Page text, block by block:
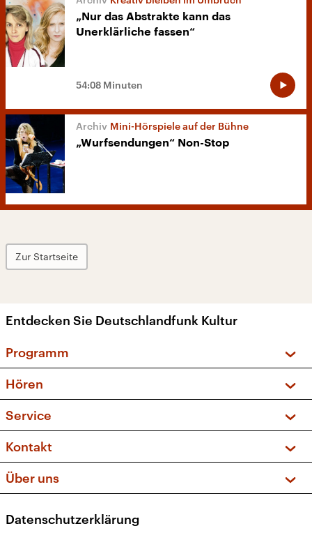
„Nur das Abstrakte kann das
Unerklärliche fassen“
54:08 Minuten
Mini-Hörspiele auf der Bühne
„Wurfsendungen“ Non-Stop
Zur Startseite
Entdecken Sie Deutschlandfunk Kultur
Programm
Sendungen und Podcasts
Musikliste
Kakadu – Das Kinderprogramm
Hören
Frequenzen (UKW + DAB+)
Service
FAQ
Apps
Newsletter
Kontakt
Social Media
Über uns
Presse
Datenschutzerklärung